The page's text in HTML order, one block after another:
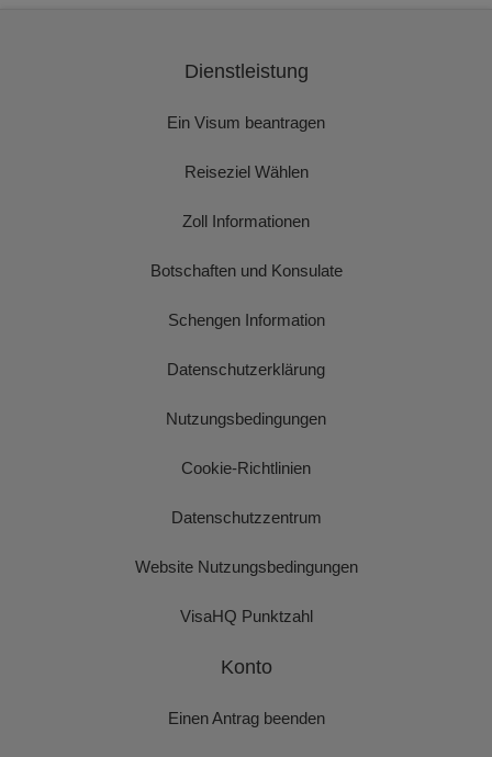
Dienstleistung
Ein Visum beantragen
Reiseziel Wählen
Zoll Informationen
Botschaften und Konsulate
Schengen Information
Datenschutzerklärung
Nutzungsbedingungen
Cookie-Richtlinien
Datenschutzzentrum
Website Nutzungsbedingungen
VisaHQ Punktzahl
Konto
Einen Antrag beenden